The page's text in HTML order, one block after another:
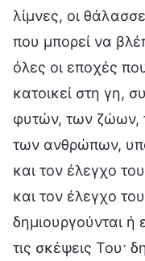
λίμνες, οι
που μπορεί να
όλες οι εποχές
κατοικεί στη γη,
φυτών, των ζώων,
των ανθρώπων,
και τον έλεγχο
και τον έλεγχο
δημιουργούνται
τις σκέψεις Του·